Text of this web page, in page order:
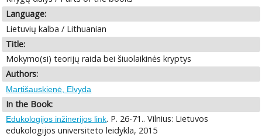
Language:
Lietuvių kalba / Lithuanian
Title:
Mokymo(si) teorijų raida bei šiuolaikinės kryptys
Authors:
Martišauskienė, Elvyda
In the Book:
Edukologijos inžinerijos link. P. 26-71.. Vilnius: Lietuvos
edukologijos universiteto leidykla, 2015